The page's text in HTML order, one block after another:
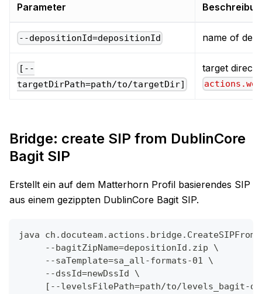
Parameter
--depositionId=depositionId name of
[--
targetDirPath=path/to/targetDir]
target
Bridge: create SIP from DublinCore
Bagit SIP
Erstellt ein auf dem Matterhorn Profil basierendes SIP
aus einem gezippten DublinCore Bagit SIP.
java
     --bagitZipName=depositionId.zip \
     --saTemplate=sa_all-formats-01 \
     --dssId=newDssId \
[--levelsFilePath=path/to/levels_bagit-